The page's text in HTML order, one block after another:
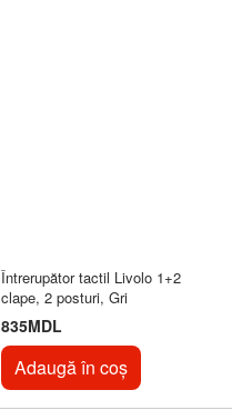
Întrerupător tactil Livolo 1+2
clape, 2 posturi, Gri
835MDL
Adaugă în coș